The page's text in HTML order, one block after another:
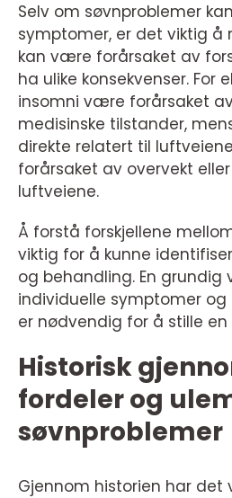
Selv om søvnproblemer
symptomer, er det viktig å
kan være forårsaket av
ha ulike konsekvenser. For
insomni være forårsaket
medisinske tilstander,
direkte relatert til
forårsaket av overvekt
luftveiene.
Å forstå forskjellene
viktig for å kunne
og behandling. En grundig
individuelle symptomer og
er nødvendig for å stille en
Historisk
fordeler og
søvnproblemer
Gjennom historien har det